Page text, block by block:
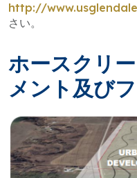
http://
さい。
ホースクリ
メント及び